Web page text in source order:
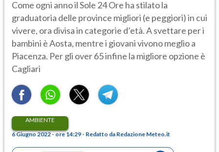
Come ogni anno il Sole 24 Ore ha stilato la
graduatoria delle province migliori (e peggiori) in cui
vivere, ora divisa in categorie d’età. A svettare per i
bambini è Aosta, mentre i giovani vivono meglio a
Piacenza. Per gli over 65 infine la migliore opzione è
Cagliari
AMBIENTE
6 Giugno 2022 - ore 14:29 - Redatto da Redazione Meteo.it